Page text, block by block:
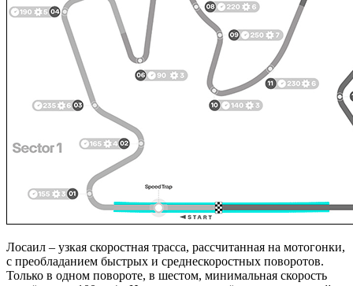
Лосаил – узкая скоростная трасса, рассчитанная на мотогонки,
с преобладанием быстрых и среднескоростных поворотов.
Только в одном повороте, в шестом, минимальная скорость